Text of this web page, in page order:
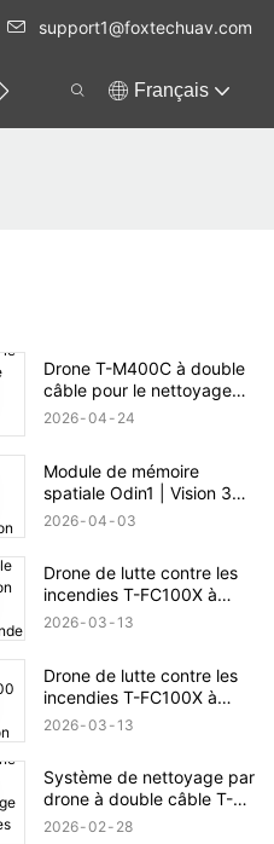
support1@foxtechuav.com
MAGASIN Français
Drone T-M400C à double
câble pour le nettoyage
haut de gamme des vitres
2026 04 24
Module de mémoire
spatiale Odin1 | Vision 3D
haute précision, SLAM et
2026 04 03
Drone de lutte contre les
incendies T-FC100X à
double câble |
hauteur jusqu'à 100 m
2026 03 13
Drone de lutte contre les
incendies T-FC100X à
double câble | Débit d'eau
d'incendie en hauteur (100
m)
2026 03 13
Système de nettoyage par
drone à double câble T-
M400C | Nettoyage des
2026 02 28